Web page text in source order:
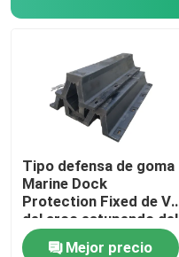
Tipo defensa de goma
Marine Dock
Protection Fixed de V
del arco estupendo del
OEM
Mejor precio